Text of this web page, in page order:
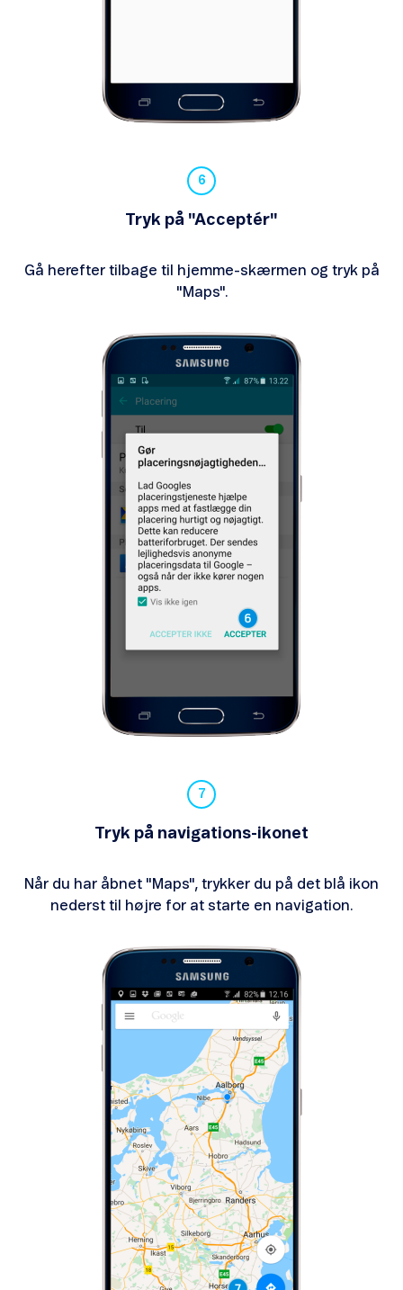
Tryk på "Acceptér"
Gå herefter tilbage til hjemme-skærmen og tryk på
"Maps".
Tryk på navigations-ikonet
Når du har åbnet "Maps", trykker du på det blå ikon
nederst til højre for at starte en navigation.